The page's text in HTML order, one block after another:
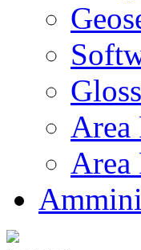
Area
Area